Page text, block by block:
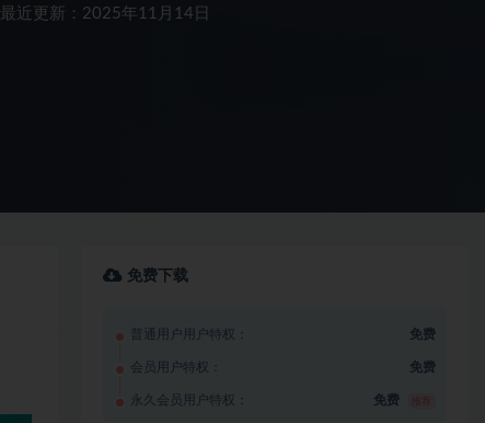
最近更新：2025年11月14日
免费下载
普通用户用户特权： 免费
会员用户特权： 免费
永久会员用户特权： 免费